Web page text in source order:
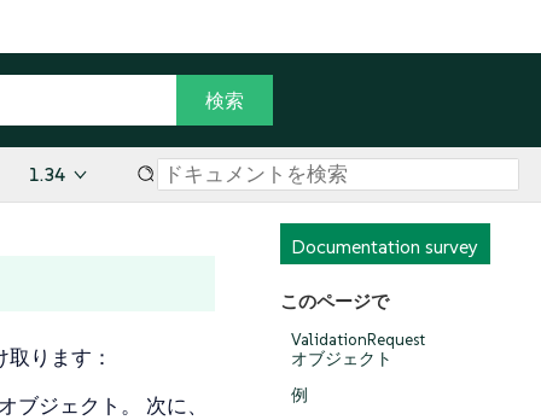
1.34
Documentation survey
このページで
ValidationRequest
オブジェクト
例
ります：
ブジェクト。 次に、